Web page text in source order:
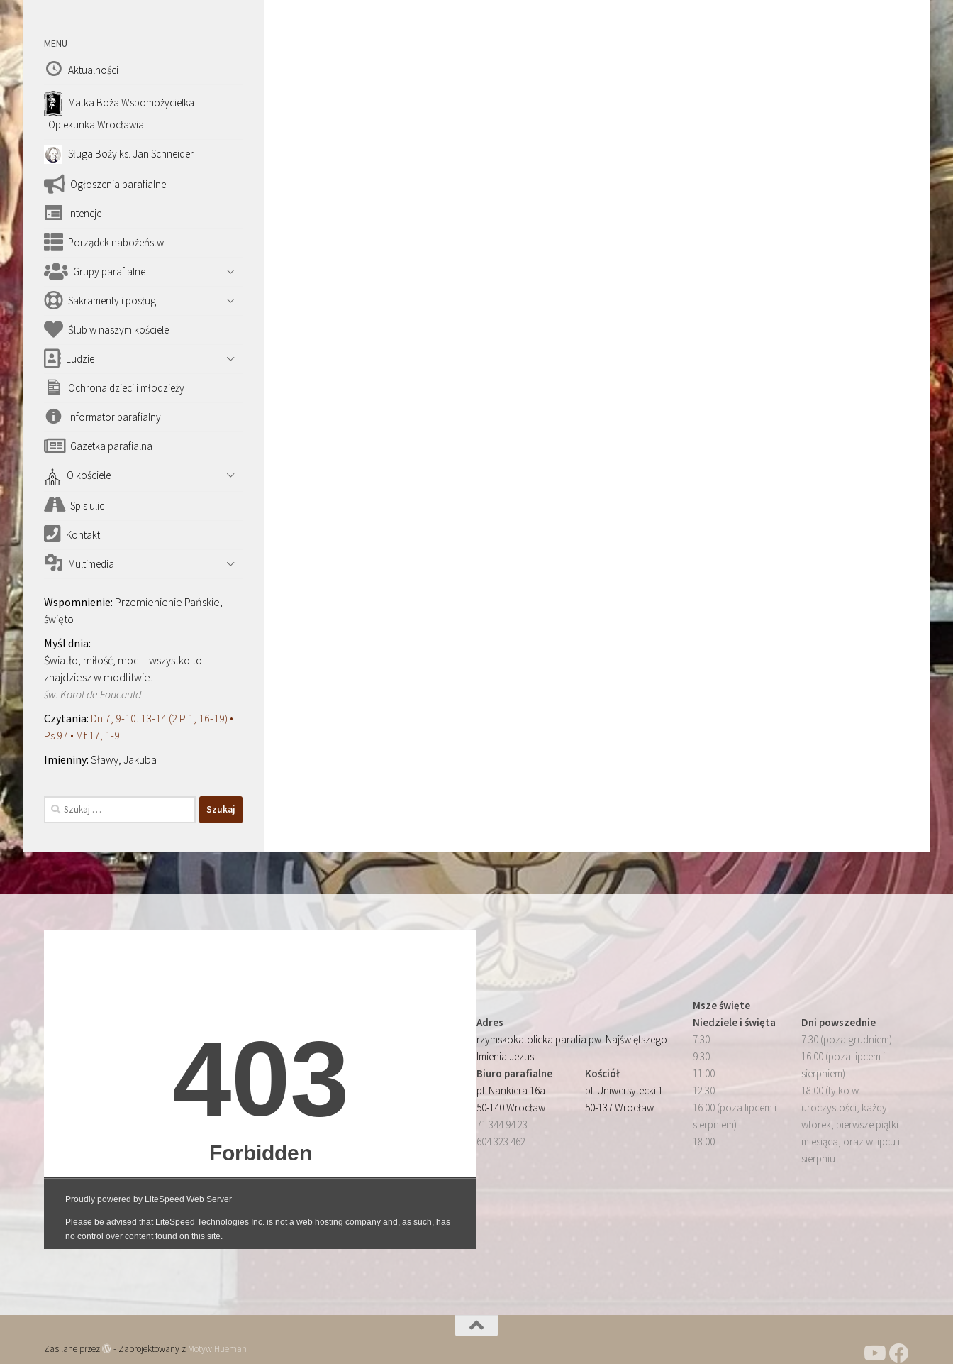
MENU
Aktualności
Matka Boża Wspomożycielka
i Opiekunka Wrocławia
Sługa Boży ks. Jan Schneider
Ogłoszenia parafialne
Intencje
Porządek nabożeństw
Grupy parafialne
Sakramenty i posługi
Ślub w naszym kościele
Ludzie
Ochrona dzieci i młodzieży
Informator parafialny
Gazetka parafialna
O kościele
Spis ulic
Kontakt
Multimedia
Przemienienie Pańskie,
święto
Światło, miłość, moc – wszystko to
znajdziesz w modlitwie.
św. Karol de Foucauld
Dn 7, 9-10. 13-14 (2 P 1, 16-19) •
Ps 97 • Mt 17, 1-9
Sławy, Jakuba
Szukaj:
Adres
rzymskokatolicka parafia pw. Najświętszego
Imienia Jezus
Biuro parafialne
pl. Nankiera 16a
50-140 Wrocław
71 344 94 23
604 323 462
Kościół
pl. Uniwersytecki 1
50-137 Wrocław
Msze święte
Niedziele i święta
7:30
9:30
11:00
12:30
16:00 (poza lipcem i
sierpniem)
18:00
Dni powszednie
7:30 (poza grudniem)
16:00 (poza lipcem i
sierpniem)
18:00 (tylko w:
uroczystości, każdy
wtorek, pierwsze piątki
miesiąca, oraz w lipcu i
sierpniu
Zasilane przez - Zaprojektowany z Motyw Hueman